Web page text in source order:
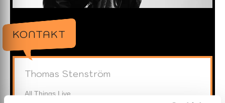
KONTAKT
Thomas Stenström
All Things Live